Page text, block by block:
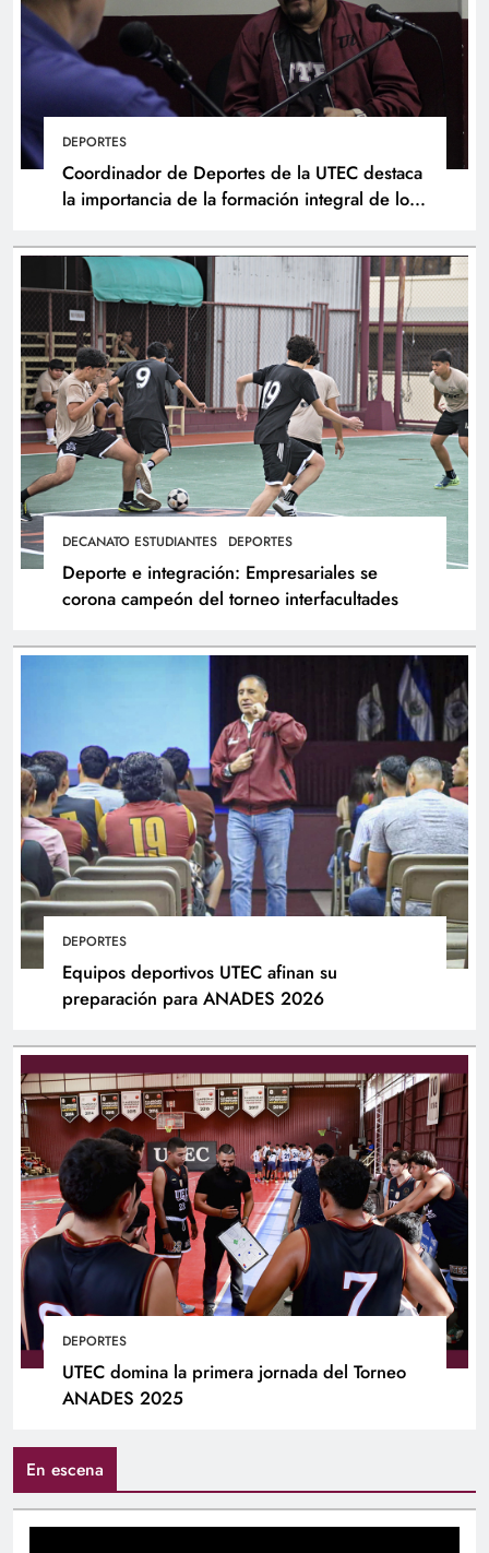
DEPORTES
Coordinador de Deportes de la UTEC destaca
la importancia de la formación integral de los
DECANATO ESTUDIANTES DEPORTES
Deporte e integración: Empresariales se
corona campeón del torneo interfacultades
DEPORTES
Equipos deportivos UTEC afinan su
preparación para ANADES 2026
DEPORTES
UTEC domina la primera jornada del Torneo
ANADES 2025
En escena